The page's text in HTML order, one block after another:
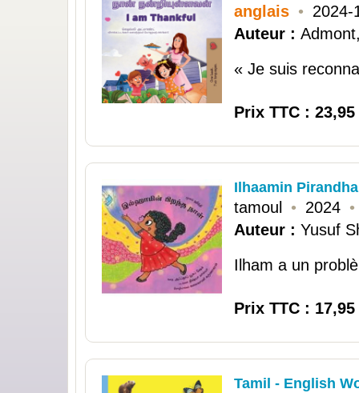
anglais • 2024-
Auteur :
« Je suis
Prix TTC : 23,95
Ilhaamin
tamoul • 2024 •
Auteur : Yusuf
Ilham a un
Prix TTC : 17,95
Tamil - English